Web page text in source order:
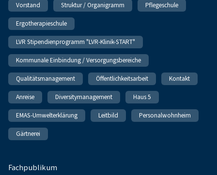
Vorstand Struktur / Organigramm Pflegeschule
Ergotherapieschule
LVR Stipendienprogramm "LVR-Klinik-START"
Kommunale Einbindung / Versorgungsbereiche
Qualitätsmanagement Öffentlichkeitsarbeit Kontakt
Anreise Diversitymanagement Haus 5
EMAS-Umwelterklärung Leitbild Personalwohnheim
Gärtnerei
Fachpublikum